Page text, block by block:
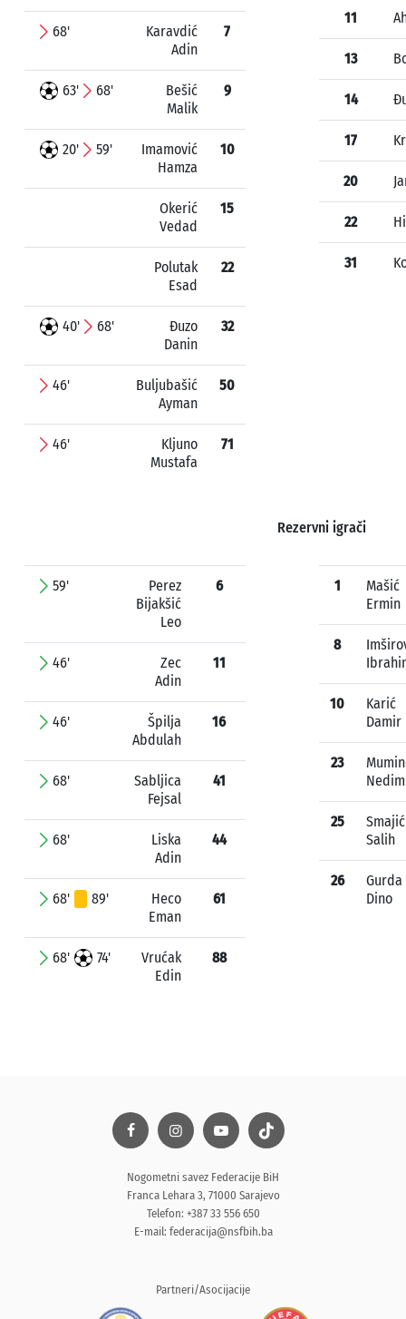
68'
Karavdić
Adin
7
63' 68'
Bešić
Malik
9
20' 59'
Imamović
Hamza
10
Okerić
Vedad
15
Polutak
Esad
22
40' 68'
Đuzo
Danin
32
46'
Buljubašić
Ayman
50
46'
Kljuno
Mustafa
71
11
13
14
17
20
22
31
Rezervni igrači
59'
Perez
Bijakšić
Leo
6
46'
Zec
Adin
11
46'
Špilja
Abdulah
16
68'
Sabljica
Fejsal
41
68'
Liska
Adin
44
68' 89'
Heco
Eman
61
68' 74'
Vrućak
Edin
88
1
Mašić
Ermin
8
10
Karić
Damir
23
Nedim
25
Smajić
Salih
26
Gurda
Dino
Nogometni savez Federacije BiH
Franca Lehara 3, 71000 Sarajevo
Telefon: +387 33 556 650
E-mail: federacija@nsfbih.ba
Partneri/Asocijacije